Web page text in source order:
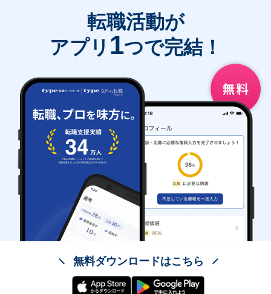
転職活動が
アプリ 1つで完結！
無料ダウンロードはこちら